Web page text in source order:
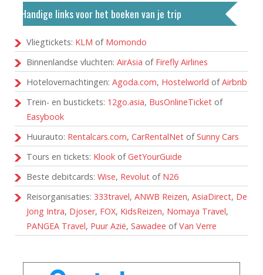
Handige links voor het boeken van je trip
Vliegtickets: KLM of Momondo
Binnenlandse vluchten: AirAsia of Firefly Airlines
Hotelovernachtingen: Agoda.com, Hostelworld ofAirbnb
Trein- en bustickets: 12go.asia, BusOnlineTicket of
Easybook
Huurauto: Rentalcars.com, CarRentalNet ofSunny Cars
Tours en tickets: Klook ofGetYourGuide
Beste debitcards: Wise, Revolut of N26
Reisorganisaties: 333travel, ANWB Reizen, AsiaDirect, De
Jong Intra, Djoser, FOX, KidsReizen, Nomaya Travel,
PANGEA Travel, Puur Azië, Sawadee ofVan Verre